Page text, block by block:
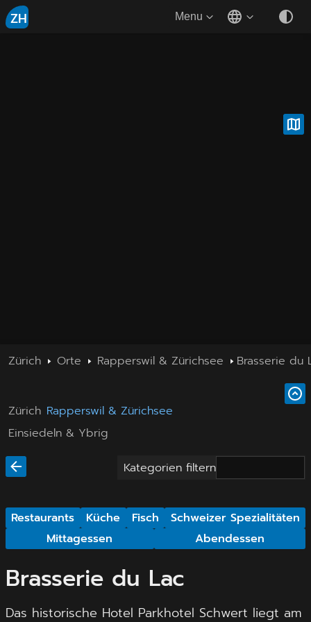
ZH Menu
Zürich Orte Rapperswil & Zürichsee Brasserie du
Zürich Rapperswil & Zürichsee
Einsiedeln & Ybrig
Kategorien filtern
Restaurants Küche Fisch
Schweizer Spezialitäten
Mittagessen
Abendessen
Brasserie du Lac
Das historische Hotel Parkhotel Schwert liegt am